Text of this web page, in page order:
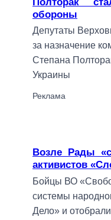
обороны
Депутаты
за назначение
Степана
Украины
Возле Рады
активистов
Бойцы ВО
системы
Дело» и